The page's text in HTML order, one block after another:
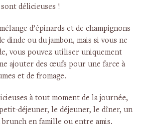
délicieuses !
d’épinards et de champignons
dinde ou du jambon, mais si vous ne
vous pouvez utiliser uniquement
ajouter des œufs pour une farce à
et de fromage.
à tout moment de la journée,
déjeuner, le déjeuner, le dîner, un
en famille ou entre amis.